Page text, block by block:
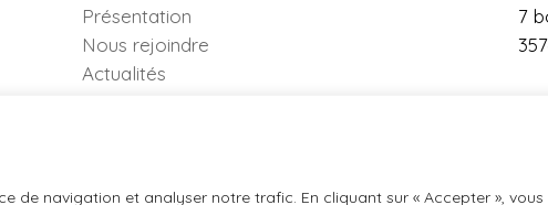
de navigation et analyser notre trafic. En cliquant sur « Accepter »,
Présentation
Nous rejoindre
Actualités
7